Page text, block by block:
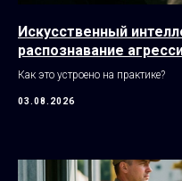
Искусственный
распознавание
Как это устроено на практике?
03.08.2026